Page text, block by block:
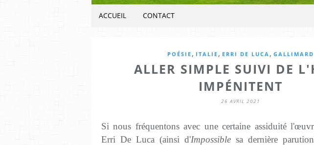
ACCUEIL CONTACT
POÉSIE , ITALIE , ERRI DE LUCA , GALLIMARD
ALLER SIMPLE SUIVI DE
IMPÉNITENT
26 AVRIL 2021
Si nous fréquentons avec une certaine assiduité
Erri De Luca (ainsi d'Impossible sa dernière